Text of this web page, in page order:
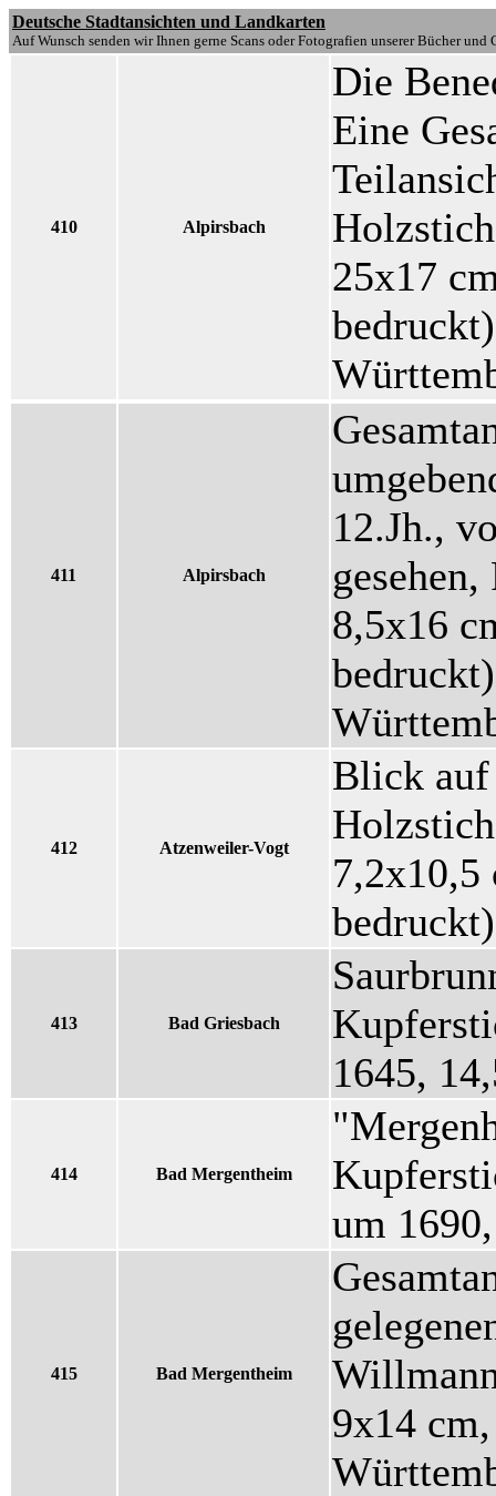
Deutsche Stadtansichten und Landkarten
Auf Wunsch senden wir Ihnen gerne Scans oder Fotografien unserer Bücher und
410 Alpirsbach
Die
Eine
25x17
411 Alpirsbach
12.Jh.,
8,5x16
412 Atzenweiler-Vogt
Blick auf
7,2x10,5
bedruckt)
413 Bad Griesbach
1645,
414 Bad Mergentheim
um
415 Bad Mergentheim
9x14